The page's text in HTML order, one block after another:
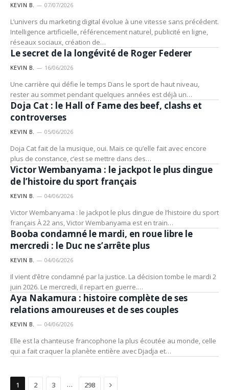
KEVIN B. 07/07/2026
L’univers du marketing digital évolue à une vitesse sans précédent.
Intelligence artificielle, référencement naturel, publicité en ligne,
réseaux sociaux, création de…
LIFESTYLE
Le secret de la longévité de Roger Federer
KEVIN B. 16/06/2026
Une carrière qui défie le temps Dans le sport de haut niveau,
rester au sommet pendant quelques années est déjà un…
ACTUALITÉ
Doja Cat : le Hall of Fame des beef, clashs et
controverses
KEVIN B. 05/06/2026
Doja Cat fait de la musique, oui. Mais ce qu’elle fait avec encore
plus de constance, c’est se mettre dans des…
LIFESTYLE
Victor Wembanyama : le jackpot le plus dingue
de l’histoire du sport français
KEVIN B. 04/06/2026
Victor Wembanyama : le jackpot le plus dingue de l’histoire du sport
français À 22 ans, Victor Wembanyama est en train…
ACTUALITÉ
Booba condamné le mardi, en roue libre le
mercredi : le Duc ne s’arrête plus
KEVIN B. 04/06/2026
Il vient d’être condamné par la justice. La décision tombe le mardi 2
juin 2026. Le mercredi, il repart en guerre.…
ARTISTES
Aya Nakamura : histoire complète de ses
relations amoureuses et de ses couples
KEVIN B. 04/06/2026
Elle est la chanteuse francophone la plus écoutée au monde, celle
qui a fait craquer la planète entière avec Djadja et…
1 2 3 … 298 Suivant